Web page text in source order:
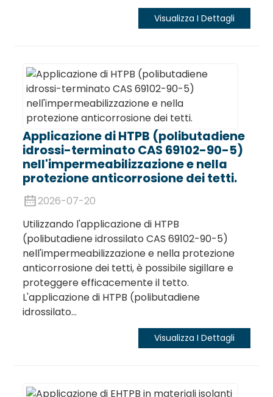
Visualizza I Dettagli
Applicazione di HTPB (polibutadiene
idrossi-terminato CAS 69102-90-5)
nell'impermeabilizzazione e nella
protezione anticorrosione dei tetti.
2026-07-20
Utilizzando l'applicazione di HTPB
(polibutadiene idrossilato CAS 69102-90-5)
nell'impermeabilizzazione e nella protezione
anticorrosione dei tetti, è possibile sigillare e
proteggere efficacemente il tetto.
L'applicazione di HTPB (polibutadiene
idrossilato...
Visualizza I Dettagli